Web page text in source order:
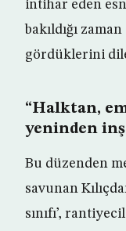
intihar eden
bakıldığı
gördüklerini
“Halktan,
yeninden
Bu düzenden
savunan
sınıfı’,